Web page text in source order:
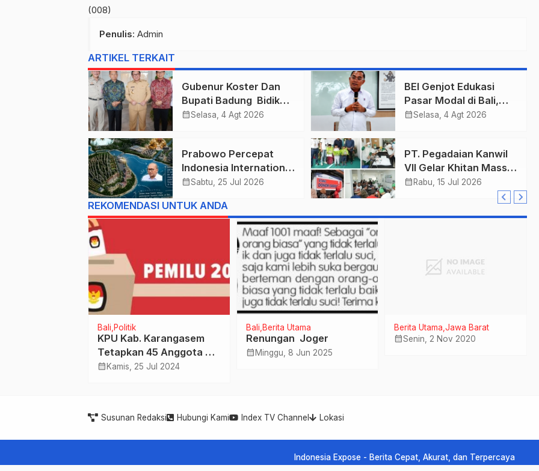
(008)
Penulis: Admin
ARTIKEL TERKAIT
Gubenur Koster Dan
Bupati Badung Bidik
Obligasi Daerah :
calendar_monthSelasa, 4 Agt 2026
BEI Genjot Edukasi
Pasar Modal di Bali,
Obligasi Daerah Dinilai
Pembangunan
calendar_monthSelasa, 4 Agt 2026
Prabowo Percepat
Indonesia International
Financial Center
calendar_monthSabtu, 25 Jul 2026
PT. Pegadaian Kanwil
VII Gelar Khitan Massal
Gratis
calendar_month Rabu, 15 Jul 2026
REKOMENDASI UNTUK ANDA
Bali Politik
KPU Kab. Karangasem
Tetapkan 45 Anggota
DPRD Terpilih periode
calendar_month Kamis, 25 Jul 2024
Bali Berita Utama
Renungan Joger
calendar_month Minggu, 8 Jun 2025
Berita Utama Jawa Barat
calendar_monthSenin, 2 Nov 2020
Susunan Redaksi Hubungi Kami Index TV Channel Lokasi
Indonesia Expose - Berita Cepat, Akurat, dan Terpercaya